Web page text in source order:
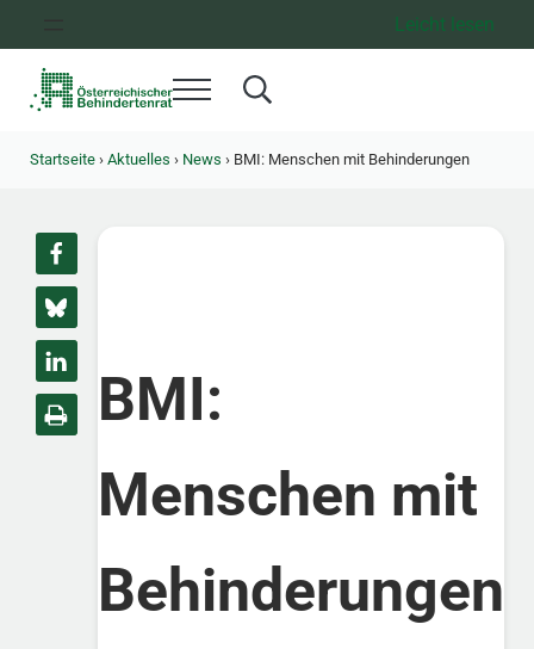
Leicht lesen
Menü Search...
Startseite › Aktuelles › News ›BMI: Menschen mit Behinderungen
BMI:
Menschen mit
Behinderungen